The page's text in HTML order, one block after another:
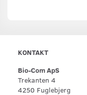
KONTAKT
Bio-Com ApS
Trekanten 4
4250 Fuglebjerg